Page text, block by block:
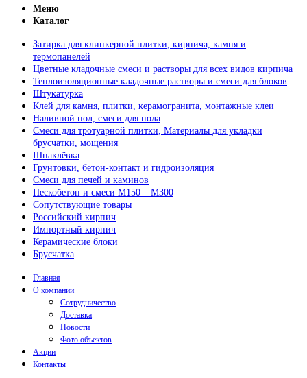
Меню
Каталог
Затирка для клинкерной плитки, кирпича, камня и
термопанелей
Цветные кладочные смеси и растворы для всех видов кирпича
Теплоизоляционные кладочные растворы и смеси для блоков
Штукатурка
Клей для камня, плитки, керамогранита, монтажные клеи
Наливной пол, смеси для пола
Смеси для тротуарной плитки, Материалы для укладки
брусчатки, мощения
Шпаклёвка
Грунтовки, бетон-контакт и гидроизоляция
Смеси для печей и каминов
Пескобетон и смеси М150 – М300
Сопутствующие товары
Российский кирпич
Импортный кирпич
Керамические блоки
Брусчатка
Главная
О компании
Сотрудничество
Доставка
Новости
Фото объектов
Акции
Контакты